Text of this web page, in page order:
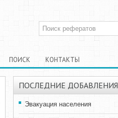
ПОИСК КОНТАКТЫ
ПОСЛЕДНИЕ ДОБАВЛЕНИЯ
Эвакуация населения